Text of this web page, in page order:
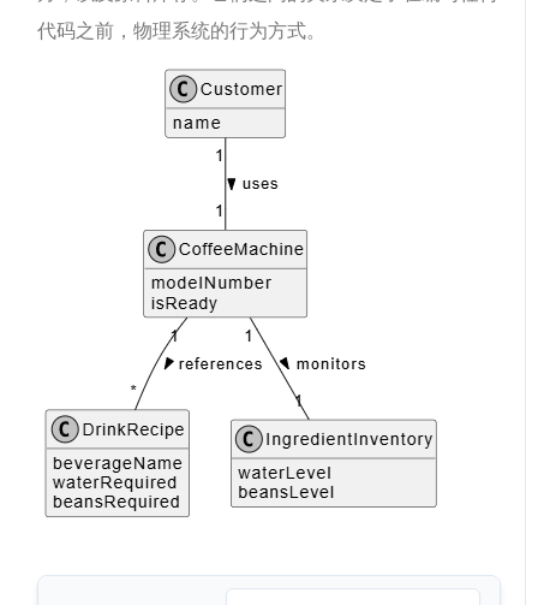
代码之前，物理系统的行为方式。